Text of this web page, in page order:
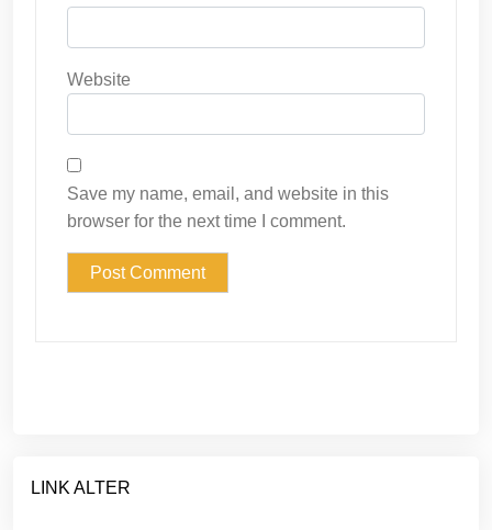
Website
Save my name, email, and website in this
browser for the next time I comment.
LINK ALTER